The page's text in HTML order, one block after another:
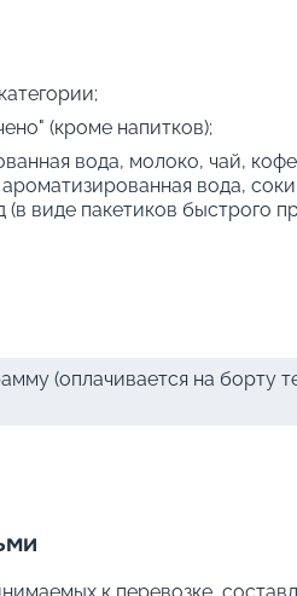
(кроме напитков);
вода, молоко, чай,
вода,
виде пакетиков быстрого
(оплачивается на борту